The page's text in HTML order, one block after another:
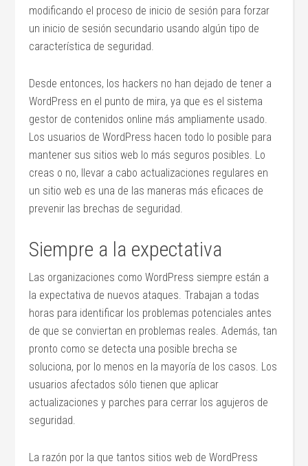
modificando el proceso de inicio de sesión para forzar
un inicio de sesión secundario usando algún tipo de
característica de seguridad.
Desde entonces, los hackers no han dejado de tener a
WordPress en el punto de mira, ya que es el sistema
gestor de contenidos online más ampliamente usado.
Los usuarios de WordPress hacen todo lo posible para
mantener sus sitios web lo más seguros posibles. Lo
creas o no, llevar a cabo actualizaciones regulares en
un sitio web es una de las maneras más eficaces de
prevenir las brechas de seguridad.
Siempre a la expectativa
Las organizaciones como WordPress siempre están a
la expectativa de nuevos ataques. Trabajan a todas
horas para identificar los problemas potenciales antes
de que se conviertan en problemas reales. Además, tan
pronto como se detecta una posible brecha se
soluciona, por lo menos en la mayoría de los casos. Los
usuarios afectados sólo tienen que aplicar
actualizaciones y parches para cerrar los agujeros de
seguridad.
La razón por la que tantos sitios web de WordPress